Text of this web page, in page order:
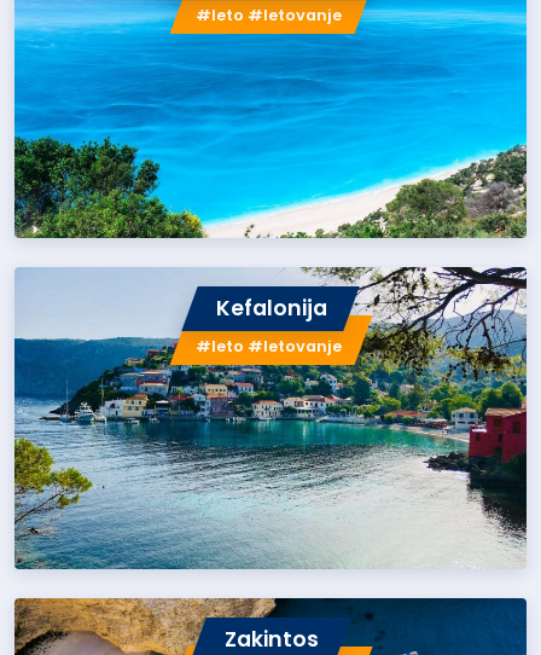
#leto #letovanje
Kefalonija
#leto #letovanje
Zakintos